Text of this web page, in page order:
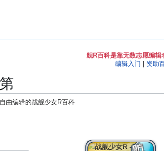
舰R百科是靠无数志愿编
编辑入门
资助
由编辑的战舰少女R百科